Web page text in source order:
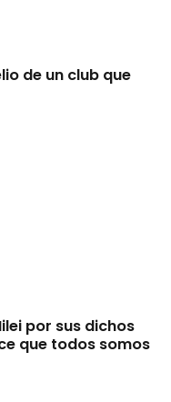
de un club que
por sus dichos
que todos somos